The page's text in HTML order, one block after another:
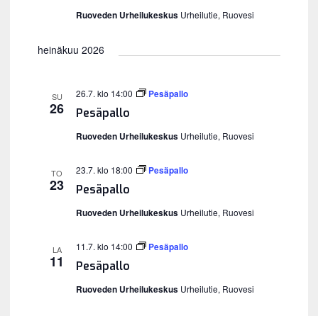
Ruoveden Urheilukeskus Urheilutie, Ruovesi
heinäkuu 2026
SU
26 Pesäpallo
26.7. klo 14:00 Pesäpallo
Ruoveden Urheilukeskus Urheilutie, Ruovesi
TO
23 Pesäpallo
23.7. klo 18:00 Pesäpallo
Ruoveden Urheilukeskus Urheilutie, Ruovesi
LA
11 Pesäpallo
11.7. klo 14:00 Pesäpallo
Ruoveden Urheilukeskus Urheilutie, Ruovesi